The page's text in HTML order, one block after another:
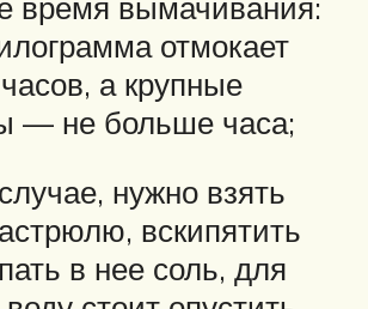
время вымачивания:
отмокает
а крупные
— не больше часа;
нужно взять
вскипятить
в нее соль, для